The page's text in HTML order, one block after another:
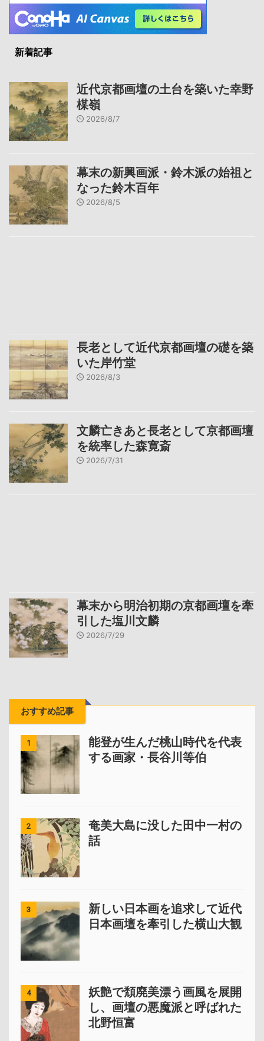
新着記事
近代京都画壇の土台を築いた幸野
楳嶺
2026/8/7
幕末の新興画派・鈴木派の始祖と
なった鈴木百年
2026/8/5
長老として近代京都画壇の礎を築
いた岸竹堂
2026/8/3
文麟亡きあと長老として京都画壇
を統率した森寛斎
2026/7/31
幕末から明治初期の京都画壇を牽
引した塩川文麟
2026/7/29
おすすめ記事
1
能登が生んだ桃山時代を代表
する画家・長谷川等伯
2
奄美大島に没した田中一村の
話
3
新しい日本画を追求して近代
日本画壇を牽引した横山大観
4
妖艶で頽廃美漂う画風を展開
し、画壇の悪魔派と呼ばれた
北野恒富